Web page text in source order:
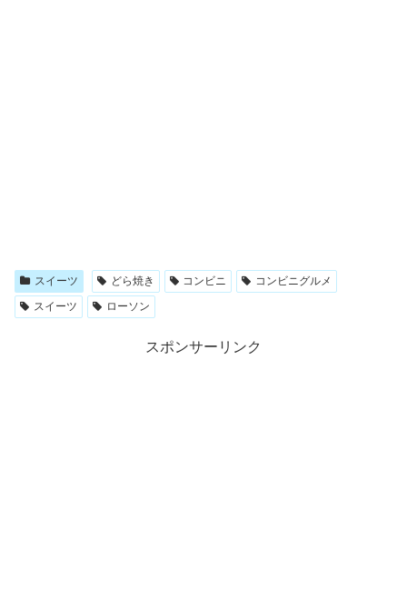
スイーツ どら焼き コンビニ
コンビニグルメ
スイーツ
ローソン
スポンサーリンク